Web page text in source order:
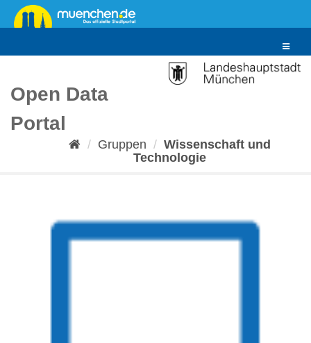
Überspringen
zum
Toggle
Open Data
Portal
Gruppen
Wissenschaft und
Technologie